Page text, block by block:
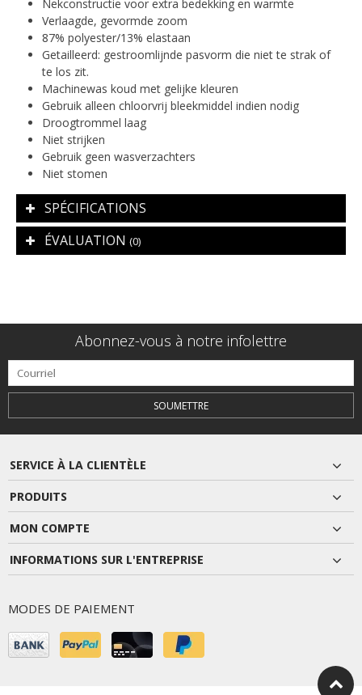
Nekconstructie voor extra bedekking en warmte
Verlaagde, gevormde zoom
87% polyester/13% elastaan
Getailleerd: gestroomlijnde pasvorm die niet te strak of
te los zit.
Machinewas koud met gelijke kleuren
Gebruik alleen chloorvrij bleekmiddel indien nodig
Droogtrommel laag
Niet strijken
Gebruik geen wasverzachters
Niet stomen
SPÉCIFICATIONS
ÉVALUATION (0)
Abonnez-vous à notre infolettre
SOUMETTRE
SERVICE À LA CLIENTÈLE
PRODUITS
MON COMPTE
INFORMATIONS SUR L'ENTREPRISE
MODES DE PAIEMENT